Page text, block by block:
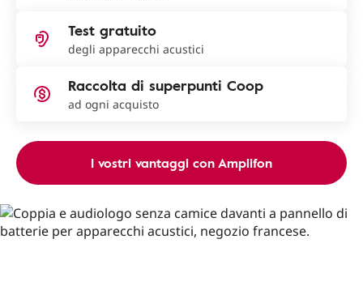
Test gratuito
degli apparecchi acustici
Raccolta di superpunti Coop
ad ogni acquisto
I vostri vantaggi con Amplifon